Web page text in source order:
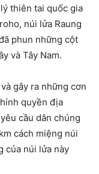
thiên tai quốc gia
núi lửa Raung
phun những cột
và Tây Nam.
gây ra những cơn
quyền địa
cầu dân chúng
cách miệng núi
của núi lửa này